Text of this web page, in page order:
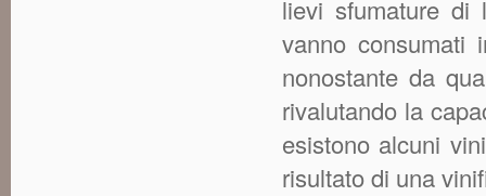
lievi sfumature di
vanno consumati
nonostante da
rivalutando la
esistono alcuni
risultato di una